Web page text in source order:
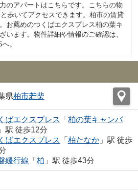
のアパートはこちらです。こちらの物
歩いてアクセスできます。柏市の賃貸
お薦めのつくばエクスプレス柏の葉キ
います。物件詳細や情報のご確認は、
。
県柏市若柴
ばエクスプレス 「 柏の葉キャンパ
」駅 徒歩12分
ばエクスプレス 「 柏たなか」駅 徒歩
緩行線 「 柏 」駅 徒歩43分